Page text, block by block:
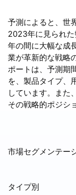
予測によると、世
2023年に見られ
年の間に大幅な成
業が革新的な戦略
ポートは、予測期
を、製品タイプ、
しています。また
その戦略的ポジシ
市場セグメンテー
タイプ別